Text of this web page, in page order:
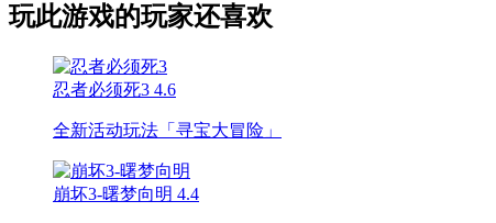
玩此游戏的玩家还喜欢
忍者必须死3 4.6
全新活动玩法「寻宝大冒险」
崩坏3-曙梦向明 4.4